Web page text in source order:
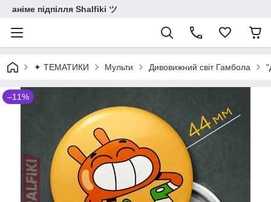
аніме підпілля Shalfiki ツ
✦ ТЕМАТИКИ Мульти Дивовижний світ Гамбола
–11%